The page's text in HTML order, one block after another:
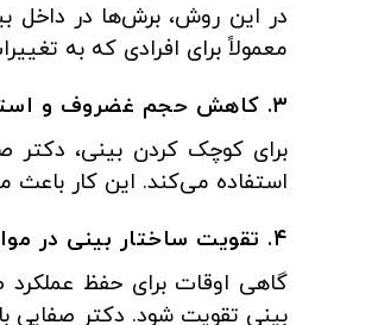
در این روش، برش‌ها در داخل
معمولاً برای افرادی که به
۳. کاهش حجم غضروف و استخوان
برای کوچک کردن بینی،
استفاده می‌کند. این کار باعث
۴. تقویت ساختار بینی در موارد لازم
گاهی اوقات برای حفظ
بینی تقویت شود. دکتر صفایی